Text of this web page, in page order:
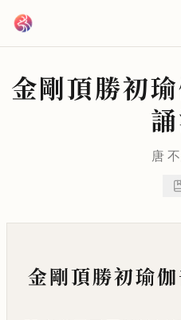
金剛頂勝初
唐
金剛頂勝初瑜